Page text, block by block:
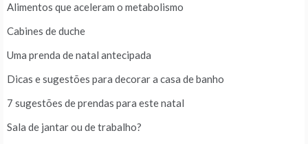
Alimentos que aceleram o metabolismo
Cabines de duche
Uma prenda de natal antecipada
Dicas e sugestões para decorar a casa de banho
7 sugestões de prendas para este natal
Sala de jantar ou de trabalho?